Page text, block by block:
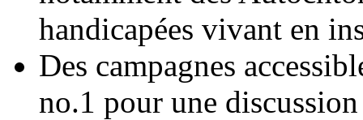
handicapées vivant en
Des campagnes
no.1 pour une